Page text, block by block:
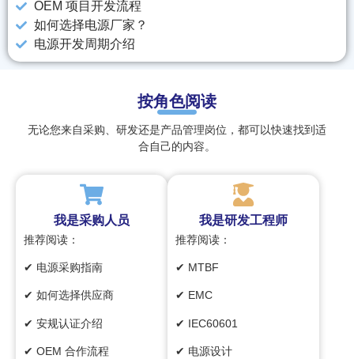
OEM 项目开发流程
如何选择电源厂家？
电源开发周期介绍
按角色阅读
无论您来自采购、研发还是产品管理岗位，都可以快速找到适
合自己的内容。
我是采购人员
推荐阅读：
✔ 电源采购指南
✔ 如何选择供应商
✔ 安规认证介绍
✔ OEM 合作流程
我是研发工程师
推荐阅读：
✔ MTBF
✔ EMC
✔ IEC60601
✔ 电源设计